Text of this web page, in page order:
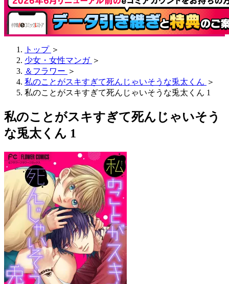
トップ ＞
少女・女性マンガ ＞
＆フラワー ＞
私のことがスキすぎて死んじゃいそうな兎太くん ＞
私のことがスキすぎて死んじゃいそうな兎太くん 1
私のことがスキすぎて死んじゃいそう
な兎太くん 1